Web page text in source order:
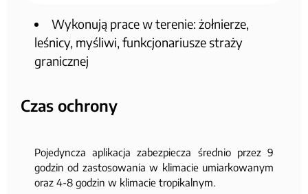
Wykonują prace w terenie: żołnierze,
leśnicy, myśliwi, funkcjonariusze straży
granicznej
Czas ochrony
Pojedyncza aplikacja zabezpiecza średnio przez 9
godzin od zastosowania w klimacie umiarkowanym
oraz 4-8 godzin w klimacie tropikalnym.